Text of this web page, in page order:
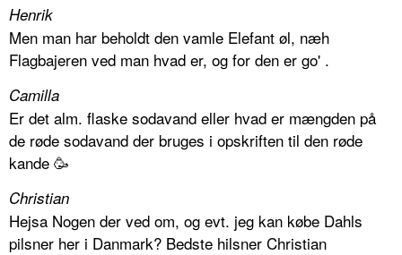
Henrik
Men man har beholdt den vamle Elefant øl, næh
Flagbajeren ved man hvad er, og for den er go' .
Camilla
Er det alm. flaske sodavand eller hvad er mængden på
de røde sodavand der bruges i opskriften til den røde
kande 🥳
Christian
Hejsa Nogen der ved om, og evt. jeg kan købe Dahls
pilsner her i Danmark? Bedste hilsner Christian